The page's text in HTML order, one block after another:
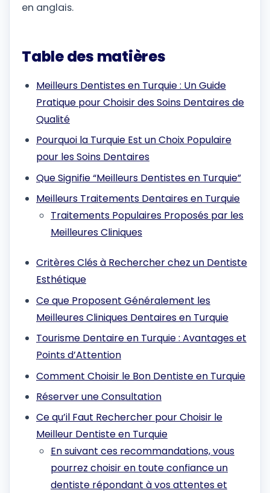
en anglais.
Table des matières
Meilleurs Dentistes en Turquie : Un Guide
Pratique pour Choisir des Soins Dentaires de
Qualité
Pourquoi la Turquie Est un Choix Populaire
pour les Soins Dentaires
Que Signifie “Meilleurs Dentistes en Turquie”
Meilleurs Traitements Dentaires en Turquie
Traitements Populaires Proposés par les
Meilleures Cliniques
Critères Clés à Rechercher chez un Dentiste
Esthétique
Ce que Proposent Généralement les
Meilleures Cliniques Dentaires en Turquie
Tourisme Dentaire en Turquie : Avantages et
Points d’Attention
Comment Choisir le Bon Dentiste en Turquie
Réserver une Consultation
Ce qu’il Faut Rechercher pour Choisir le
Meilleur Dentiste en Turquie
En suivant ces recommandations, vous
pourrez choisir en toute confiance un
dentiste répondant à vos attentes et